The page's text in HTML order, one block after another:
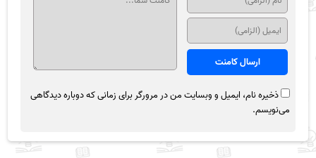
ذخیره نام، ایمیل و وبسایت من در مرورگر برای زمانی که دوباره دیدگاهی
می‌نویسم.